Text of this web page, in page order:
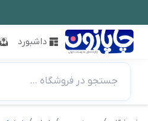
داشبورد
جستجو در فروشگاه ...